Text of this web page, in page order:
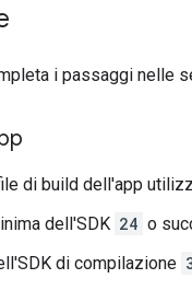
i passaggi nelle
di build dell'app
dell'SDK 24 o
di compilazione